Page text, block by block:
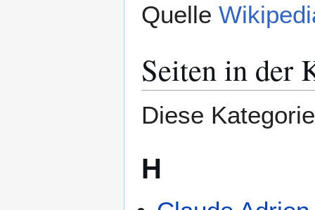
Quelle
Seiten in der
Diese
H